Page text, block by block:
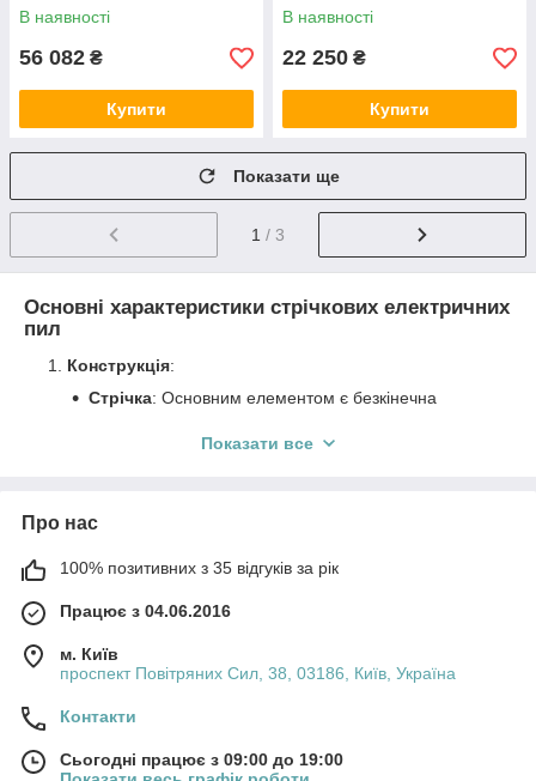
В наявності
56 082 ₴
Купити
В наявності
22 250 ₴
Купити
Показати ще
1 / 3
Основні характеристики стрічкових електричних
пил
Конструкція:
Стрічка: Основним елементом є безкінечна
колесами. Довжина і ширина стрічки можуть
яка забезпечує стабільність під час роботи.
можливості різання та швидкість роботи.
Типи:
які використовуються для домашніх потреб або
на малих виробництвах.
Підлогові стрічкові пилки
використання.
Показати все
Про нас
100% позитивних з 35 відгуків за рік
Працює з 04.06.2016
м. Київ
проспект Повітряних Сил, 38, 03186, Київ, Україна
Контакти
Сьогодні працює з 09:00 до 19:00